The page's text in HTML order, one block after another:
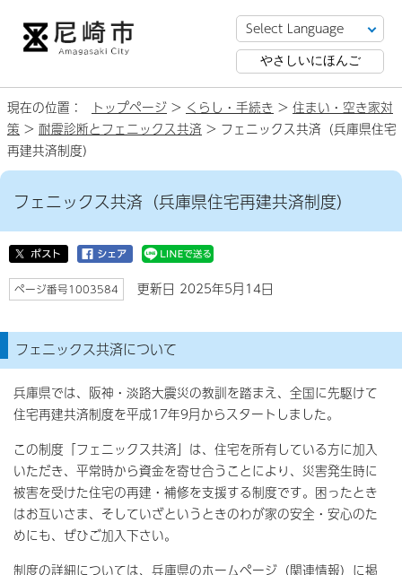
やさしいにほんご
現在の位置： トップページ > くらし・手続き > 住まい・空き家対
策 > 耐震診断とフェニックス共済 > フェニックス共済（兵庫県住宅
再建共済制度）
フェニックス共済（兵庫県住宅再建共済制度）
ページ番号1003584 更新日 2025年5月14日
フェニックス共済について
兵庫県では、阪神・淡路大震災の教訓を踏まえ、全国に先駆けて
住宅再建共済制度を平成17年9月からスタートしました。
この制度「フェニックス共済」は、住宅を所有している方に加入
いただき、平常時から資金を寄せ合うことにより、災害発生時に
被害を受けた住宅の再建・補修を支援する制度です。困ったとき
はお互いさま、そしていざというときのわが家の安全・安心のた
めにも、ぜひご加入下さい。
制度の詳細については、兵庫県のホームページ（関連情報）に掲